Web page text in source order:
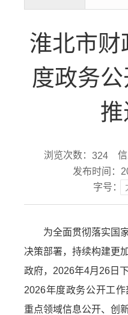
淮北市财
度政务
浏览次数： 324
发布时间：
字号：
为全面贯彻落实国
决策部署，持续构建更
政府，2026年4月26日
2026年度政务公开工
重点领域信息公开、创